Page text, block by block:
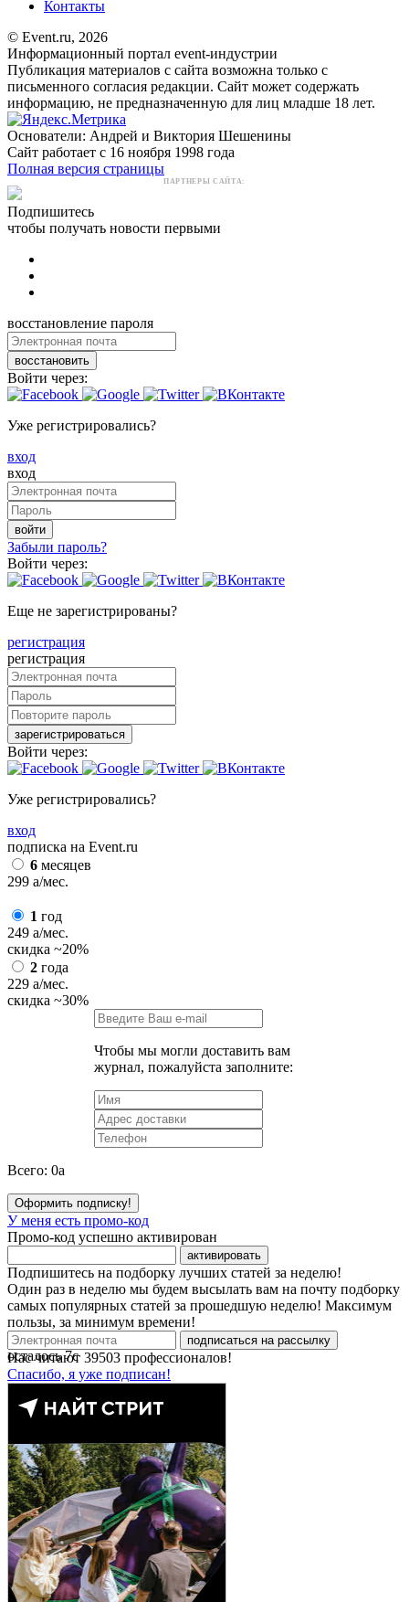
Контакты
© Event.ru, 2026
Информационный портал event-индустрии
Публикация материалов с сайта возможна только с
письменного согласия редакции. Сайт может содержать
информацию, не предназначенную для лиц младше 18 лет.
Основатели: Андрей и Виктория Шешенины
Сайт работает с 16 ноября 1998 года
Полная версия страницы
ПАРТНЕРЫ САЙТА:
Подпишитесь
чтобы получать новости первыми
восстановление пароля
восстановить
Войти через:
Уже регистрировались?
вход
вход
войти
Забыли пароль?
Войти через:
Еще не зарегистрированы?
регистрация
регистрация
зарегистрироваться
Войти через:
Уже регистрировались?
вход
подписка на Event.ru
6 месяцев
299 a/мес.
1 год
249 a/мес.
скидка ~20%
2 года
229 a/мес.
скидка ~30%
Чтобы мы могли доставить вам
журнал, пожалуйста заполните:
Всего: 0a
Оформить подписку!
У меня есть промо-код
Промо-код успешно активирован
активировать
Подпишитесь на подборку лучших статей за неделю!
Один раз в неделю мы будем высылать вам на почту подборку
самых популярных статей за прошедшую неделю! Максимум
пользы, за минимум времени!
подписаться на рассылку
Нас читают 39503 профессионалов!
Спасибо, я уже подписан!
осталось7с